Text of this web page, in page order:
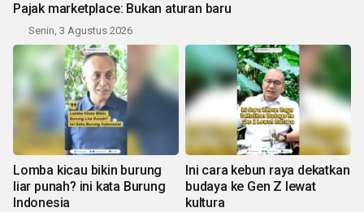
Pajak marketplace: Bukan aturan baru
Senin, 3 Agustus 2026
Lomba kicau bikin burung
liar punah? ini kata Burung
Indonesia
Ini cara kebun raya dekatkan
budaya ke Gen Z lewat
kultura